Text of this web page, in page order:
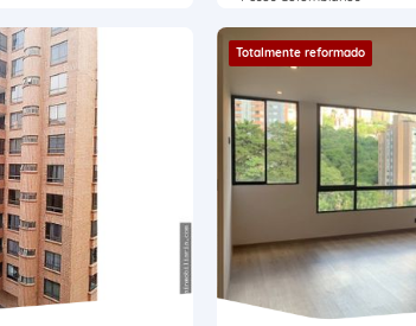
Totalmente reformado